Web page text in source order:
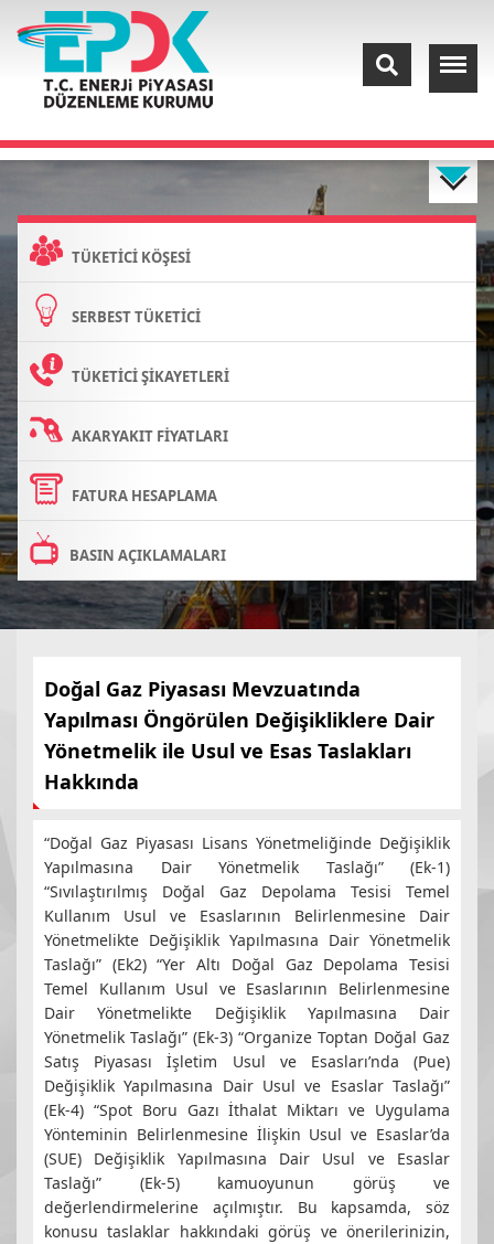
TÜKETİCİ KÖŞESİ
SERBEST TÜKETİCİ
TÜKETİCİ ŞİKAYETLERİ
AKARYAKIT FİYATLARI
FATURA HESAPLAMA
BASIN AÇIKLAMALARI
Doğal Gaz Piyasası Mevzuatında
Yapılması Öngörülen Değişikliklere Dair
Yönetmelik ile Usul ve Esas Taslakları
Hakkında
“Doğal Gaz Piyasası Lisans Yönetmeliğinde Değişiklik
Yapılmasına Dair Yönetmelik Taslağı” (Ek-1)
“Sıvılaştırılmış Doğal Gaz Depolama Tesisi Temel
Kullanım Usul ve Esaslarının Belirlenmesine Dair
Yönetmelikte Değişiklik Yapılmasına Dair Yönetmelik
Taslağı” (Ek2) “Yer Altı Doğal Gaz Depolama Tesisi
Temel Kullanım Usul ve Esaslarının Belirlenmesine
Dair Yönetmelikte Değişiklik Yapılmasına Dair
Yönetmelik Taslağı” (Ek-3) “Organize Toptan Doğal Gaz
Satış Piyasası İşletim Usul ve Esasları’nda (Pue)
Değişiklik Yapılmasına Dair Usul ve Esaslar Taslağı”
(Ek-4) “Spot Boru Gazı İthalat Miktarı ve Uygulama
Yönteminin Belirlenmesine İlişkin Usul ve Esaslar’da
(SUE) Değişiklik Yapılmasına Dair Usul ve Esaslar
Taslağı” (Ek-5) kamuoyunun görüş ve
değerlendirmelerine açılmıştır. Bu kapsamda, söz
konusu taslaklar hakkındaki görüş ve önerilerinizin,